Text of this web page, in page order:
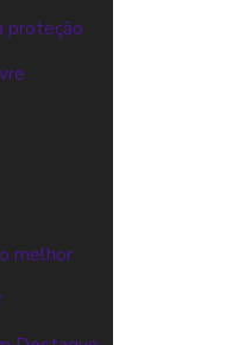
proteção
melhor